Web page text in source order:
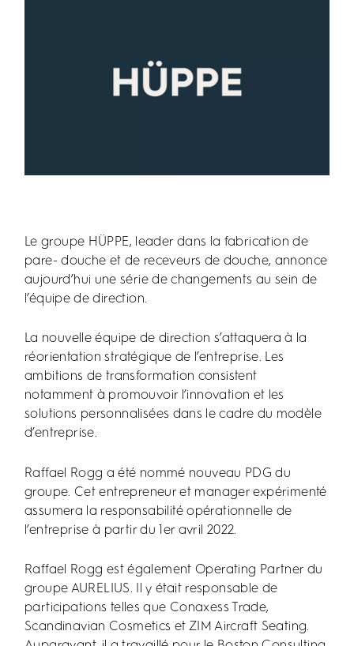
Le groupe HÜPPE, leader dans la fabrication de
pare- douche et de receveurs de douche, annonce
aujourd’hui une série de changements au sein de
l’équipe de direction.
La nouvelle équipe de direction s’attaquera à la
réorientation stratégique de l’entreprise. Les
ambitions de transformation consistent
notamment à promouvoir l’innovation et les
solutions personnalisées dans le cadre du modèle
d’entreprise.
Raffael Rogg a été nommé nouveau PDG du
groupe. Cet entrepreneur et manager expérimenté
assumera la responsabilité opérationnelle de
l’entreprise à partir du 1er avril 2022.
Raffael Rogg est également Operating Partner du
groupe AURELIUS. Il y était responsable de
participations telles que Conaxess Trade,
Scandinavian Cosmetics et ZIM Aircraft Seating.